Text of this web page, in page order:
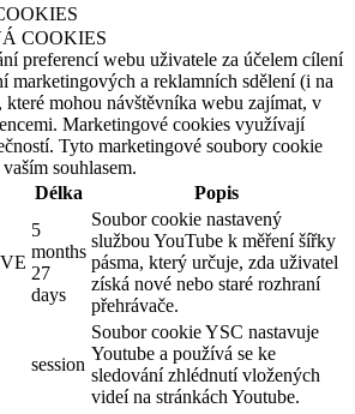
COOKIES
preferencí webu uživatele za účelem cílení
marketingových a reklamních sdělení (i na
které mohou návštěvníka webu zajímat, v
Marketingové cookies využívají
Tyto marketingové soubory cookie
souhlasem.
Délka Popis
5
months
27
days
Soubor cookie nastavený
službou YouTube k měření šířky
pásma, který určuje, zda uživatel
získá nové nebo staré rozhraní
přehrávače.
session
Soubor cookie YSC nastavuje
Youtube a používá se ke
sledování zhlédnutí vložených
videí na stránkách Youtube.